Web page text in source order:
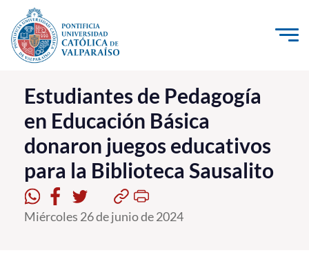
Click acá para ir directamente al contenido
La Universidad
Investigación, Creación e Innovación
PUCV Internacional
Vinculación con el Medio
Admisión
Estudiantes de Pedagogía
en Educación Básica
donaron juegos educativos
para la Biblioteca Sausalito
Miércoles 26 de junio de 2024